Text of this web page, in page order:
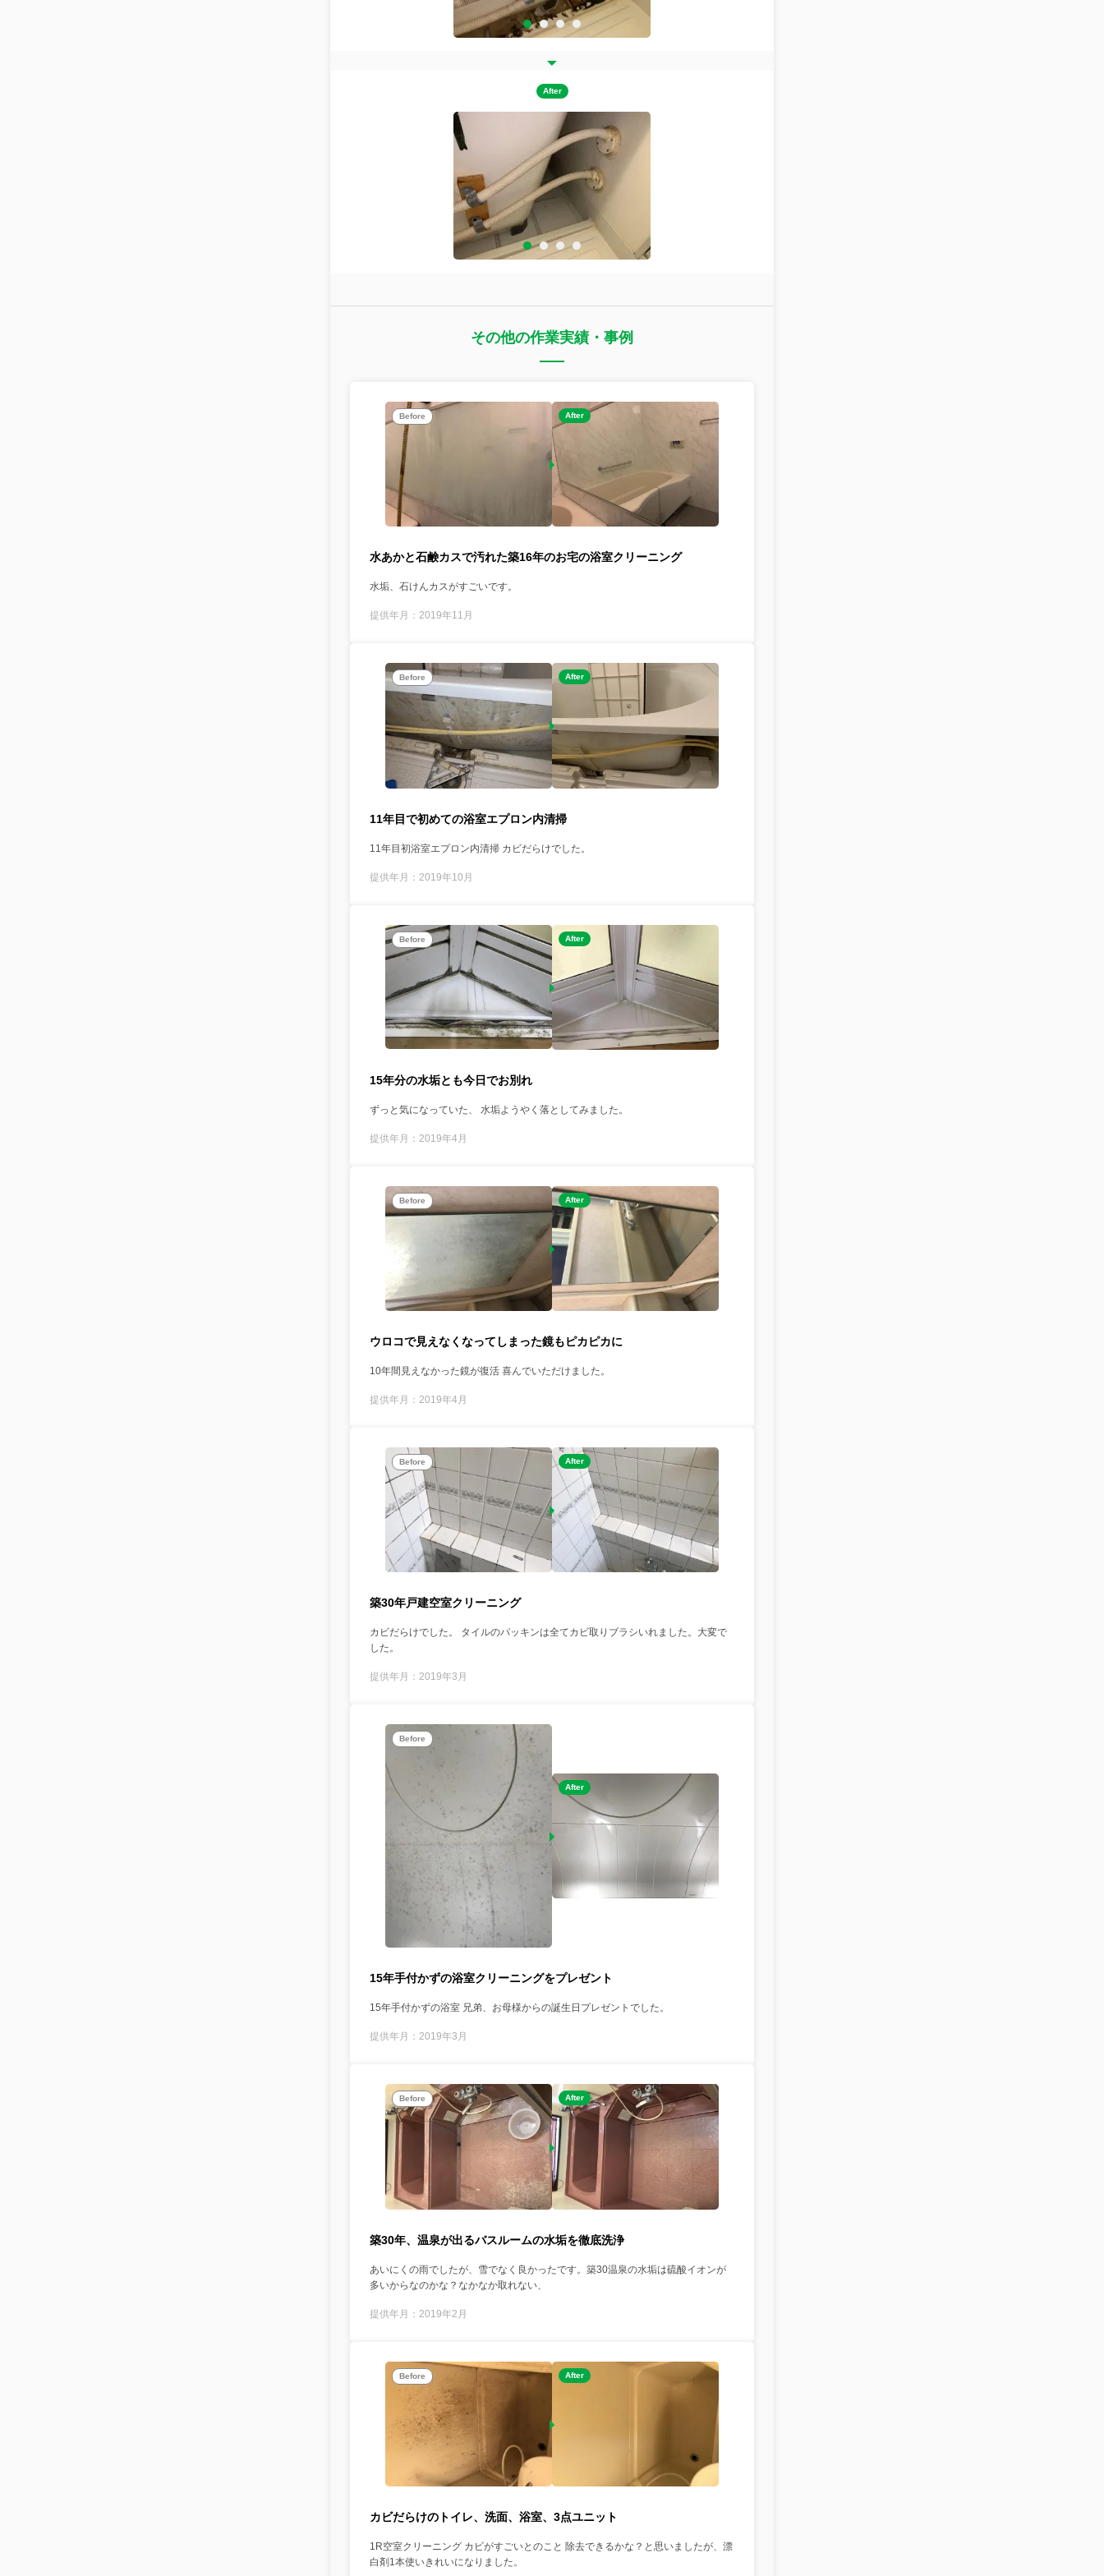
After
その他の作業実績・事例
Before After
水あかと石鹸カスで汚れた築16年のお宅の浴室クリーニング
水垢、石けんカスがすごいです。
提供年月：2019年11月
Before After
11年目で初めての浴室エプロン内清掃
11年目初浴室エプロン内清掃 カビだらけでした。
提供年月：2019年10月
Before After
15年分の水垢とも今日でお別れ
ずっと気になっていた、 水垢ようやく落としてみました。
提供年月：2019年4月
Before After
ウロコで見えなくなってしまった鏡もピカピカに
10年間見えなかった鏡が復活 喜んでいただけました。
提供年月：2019年4月
Before After
築30年戸建空室クリーニング
カビだらけでした。 タイルのパッキンは全てカビ取りブラシいれました。大変で
した。
提供年月：2019年3月
Before
After
15年手付かずの浴室クリーニングをプレゼント
15年手付かずの浴室 兄弟、お母様からの誕生日プレゼントでした。
提供年月：2019年3月
Before After
築30年、温泉が出るバスルームの水垢を徹底洗浄
あいにくの雨でしたが、雪でなく良かったです。築30温泉の水垢は硫酸イオンが
多いからなのかな？なかなか取れない、
提供年月：2019年2月
Before After
カビだらけのトイレ、洗面、浴室、3点ユニット
1R空室クリーニング カビがすごいとのこと 除去できるかな？と思いましたが、漂
白剤1本使いきれいになりました。